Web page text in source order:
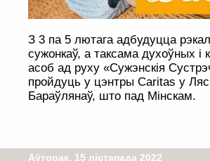
З 3 па 5 лютага адбудуцца
сужонкаў, а таксама духоўных і
асоб ад руху «Сужэнскія
пройдуць у цэнтры Caritas у
Бараўлянаў, што пад Мінскам.
Аўторак, 15 лістапада 2022